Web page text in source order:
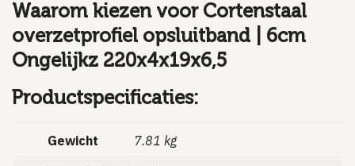
Waarom kiezen voor Cortenstaal
overzetprofiel opsluitband | 6cm
Ongelijkz 220x4x19x6,5
Productspecificaties:
Gewicht 7.81 kg